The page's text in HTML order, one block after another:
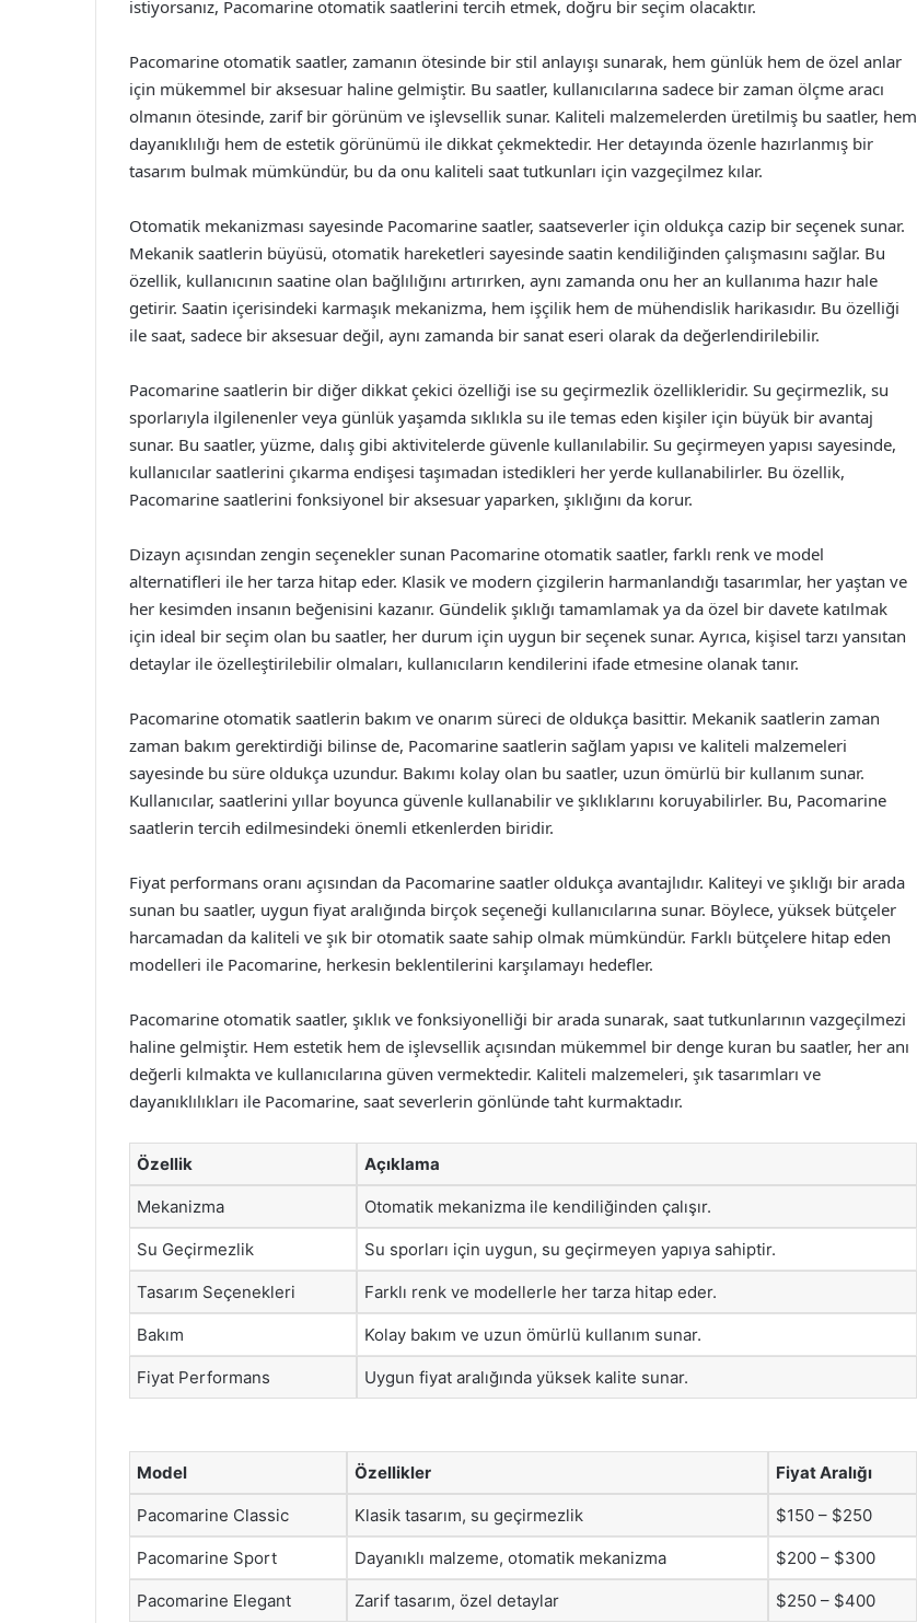
istiyorsanız, Pacomarine otomatik saatlerini tercih etmek, doğru bir seçim olacaktır.
Pacomarine otomatik saatler, zamanın ötesinde bir stil anlayışı sunarak, hem günlük hem de özel anlar
için mükemmel bir aksesuar haline gelmiştir. Bu saatler, kullanıcılarına sadece bir zaman ölçme aracı
olmanın ötesinde, zarif bir görünüm ve işlevsellik sunar. Kaliteli malzemelerden üretilmiş bu saatler, hem
dayanıklılığı hem de estetik görünümü ile dikkat çekmektedir. Her detayında özenle hazırlanmış bir
tasarım bulmak mümkündür, bu da onu kaliteli saat tutkunları için vazgeçilmez kılar.
Otomatik mekanizması sayesinde Pacomarine saatler, saatseverler için oldukça cazip bir seçenek sunar.
Mekanik saatlerin büyüsü, otomatik hareketleri sayesinde saatin kendiliğinden çalışmasını sağlar. Bu
özellik, kullanıcının saatine olan bağlılığını artırırken, aynı zamanda onu her an kullanıma hazır hale
getirir. Saatin içerisindeki karmaşık mekanizma, hem işçilik hem de mühendislik harikasıdır. Bu özelliği
ile saat, sadece bir aksesuar değil, aynı zamanda bir sanat eseri olarak da değerlendirilebilir.
Pacomarine saatlerin bir diğer dikkat çekici özelliği ise su geçirmezlik özellikleridir. Su geçirmezlik, su
sporlarıyla ilgilenenler veya günlük yaşamda sıklıkla su ile temas eden kişiler için büyük bir avantaj
sunar. Bu saatler, yüzme, dalış gibi aktivitelerde güvenle kullanılabilir. Su geçirmeyen yapısı sayesinde,
kullanıcılar saatlerini çıkarma endişesi taşımadan istedikleri her yerde kullanabilirler. Bu özellik,
Pacomarine saatlerini fonksiyonel bir aksesuar yaparken, şıklığını da korur.
Dizayn açısından zengin seçenekler sunan Pacomarine otomatik saatler, farklı renk ve model
alternatifleri ile her tarza hitap eder. Klasik ve modern çizgilerin harmanlandığı tasarımlar, her yaştan ve
her kesimden insanın beğenisini kazanır. Gündelik şıklığı tamamlamak ya da özel bir davete katılmak
için ideal bir seçim olan bu saatler, her durum için uygun bir seçenek sunar. Ayrıca, kişisel tarzı yansıtan
detaylar ile özelleştirilebilir olmaları, kullanıcıların kendilerini ifade etmesine olanak tanır.
Pacomarine otomatik saatlerin bakım ve onarım süreci de oldukça basittir. Mekanik saatlerin zaman
zaman bakım gerektirdiği bilinse de, Pacomarine saatlerin sağlam yapısı ve kaliteli malzemeleri
sayesinde bu süre oldukça uzundur. Bakımı kolay olan bu saatler, uzun ömürlü bir kullanım sunar.
Kullanıcılar, saatlerini yıllar boyunca güvenle kullanabilir ve şıklıklarını koruyabilirler. Bu, Pacomarine
saatlerin tercih edilmesindeki önemli etkenlerden biridir.
Fiyat performans oranı açısından da Pacomarine saatler oldukça avantajlıdır. Kaliteyi ve şıklığı bir arada
sunan bu saatler, uygun fiyat aralığında birçok seçeneği kullanıcılarına sunar. Böylece, yüksek bütçeler
harcamadan da kaliteli ve şık bir otomatik saate sahip olmak mümkündür. Farklı bütçelere hitap eden
modelleri ile Pacomarine, herkesin beklentilerini karşılamayı hedefler.
Pacomarine otomatik saatler, şıklık ve fonksiyonelliği bir arada sunarak, saat tutkunlarının vazgeçilmezi
haline gelmiştir. Hem estetik hem de işlevsellik açısından mükemmel bir denge kuran bu saatler, her anı
değerli kılmakta ve kullanıcılarına güven vermektedir. Kaliteli malzemeleri, şık tasarımları ve
dayanıklılıkları ile Pacomarine, saat severlerin gönlünde taht kurmaktadır.
Özellik Açıklama
Mekanizma Otomatik mekanizma ile kendiliğinden çalışır.
Su Geçirmezlik Su sporları için uygun, su geçirmeyen yapıya sahiptir.
Tasarım Seçenekleri Farklı renk ve modellerle her tarza hitap eder.
Bakım Kolay bakım ve uzun ömürlü kullanım sunar.
Fiyat Performans Uygun fiyat aralığında yüksek kalite sunar.
Model Özellikler Fiyat Aralığı
Pacomarine Classic Klasik tasarım, su geçirmezlik $150 – $250
Pacomarine Sport Dayanıklı malzeme, otomatik mekanizma $200 – $300
Pacomarine Elegant Zarif tasarım, özel detaylar $250 – $400